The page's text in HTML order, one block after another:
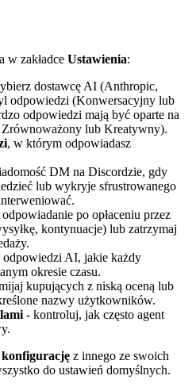
w zakładce Ustawienia:
dostawcę AI (Anthropic,
odpowiedzi (Konwersacyjny lub
odpowiedzi mają być oparte na
lub Kreatywny).
, w którym odpowiadasz
DM na Discordzie, gdy
lub wykryje sfrustrowanego
po opłaceniu przez
kontynuacje) lub zatrzymaj
odpowiedzi AI, jakie każdy
okresie czasu.
kupujących z niską oceną lub
nazwy użytkowników.
- kontroluj, jak często agent
z innego ze swoich
do ustawień domyślnych.